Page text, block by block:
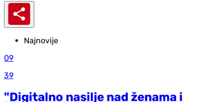
Najnovije
09
39
"Digitalno nasilje nad ženama i